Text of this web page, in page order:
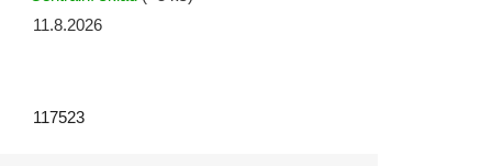
11.8.2026
117523